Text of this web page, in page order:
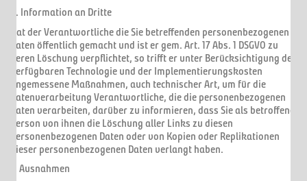
b. Information an Dritte
Hat der Verantwortliche die Sie betreffenden personenbezogenen
Daten öffentlich gemacht und ist er gem. Art. 17 Abs. 1 DSGVO zu
deren Löschung verpflichtet, so trifft er unter Berücksichtigung der
verfügbaren Technologie und der Implementierungskosten
angemessene Maßnahmen, auch technischer Art, um für die
Datenverarbeitung Verantwortliche, die die personenbezogenen
Daten verarbeiten, darüber zu informieren, dass Sie als betroffene
Person von ihnen die Löschung aller Links zu diesen
personenbezogenen Daten oder von Kopien oder Replikationen
dieser personenbezogenen Daten verlangt haben.
c. Ausnahmen